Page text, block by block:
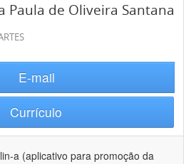
Paula de Oliveira Santana
E-mail
Currículo
a (aplicativo para promoção da